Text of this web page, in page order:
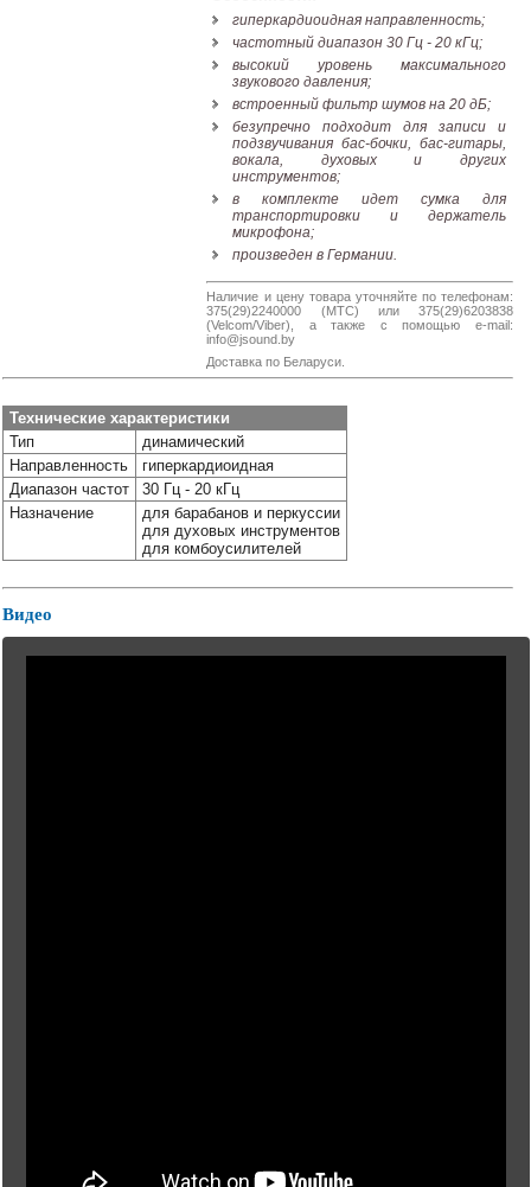
Наши
группы
соцсетях:
гиперкардиоидная направленность;
частотный диапазон 30 Гц - 20 кГц;
высокий уровень максимального
звукового давления;
встроенный фильтр шумов на 20 дБ;
безупречно подходит для записи и
подзвучивания бас-бочки, бас-гитары,
вокала, духовых и других
инструментов;
в комплекте идет сумка для
транспортировки и держатель
микрофона;
произведен в Германии.
Наличие и цену товара уточняйте по телефонам:
375(29)2240000 (МТС) или 375(29)6203838
(Velcom/Viber), а также с помощью e-mail:
info@jsound.by
Доставка по Беларуси.
Технические характеристики
Тип
динамический
Направленность
гиперкардиоидная
Диапазон частот
30 Гц - 20 кГц
Назначение
для барабанов и перкуссии
для духовых инструментов
для комбоусилителей
Видео